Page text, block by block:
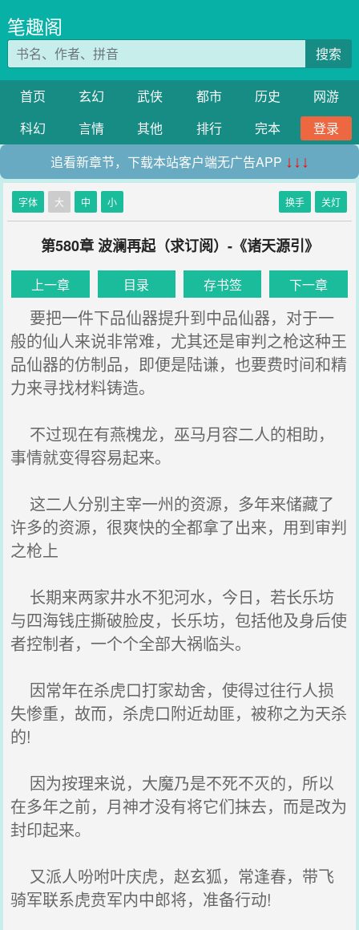
笔趣阁
搜索
首页 玄幻 武侠 都市 历史
网游
科幻
言情 其他 排行 完本
登录
追看新章节，下载本站客户端无广告APP ↓↓↓
字体 大 中 小 换手 关灯
第580章 波澜再起（求订阅）-《诸天源引》
上一章 目录 存书签 下一章
要把一件下品仙器提升到中品仙器，对于一
般的仙人来说非常难，尤其还是审判之枪这种王
品仙器的仿制品，即便是陆谦，也要费时间和精
力来寻找材料铸造。
不过现在有燕槐龙，巫马月容二人的相助，
事情就变得容易起来。
这二人分别主宰一州的资源，多年来储藏了
许多的资源，很爽快的全都拿了出来，用到审判
之枪上
长期来两家井水不犯河水，今日，若长乐坊
与四海钱庄撕破脸皮，长乐坊，包括他及身后使
者控制者，一个个全部大祸临头。
因常年在杀虎口打家劫舍，使得过往行人损
失惨重，故而，杀虎口附近劫匪，被称之为天杀
的!
因为按理来说，大魔乃是不死不灭的，所以
在多年之前，月神才没有将它们抹去，而是改为
封印起来。
又派人吩咐叶庆虎，赵玄狐，常逢春，带飞
骑军联系虎贲军内中郎将，准备行动!